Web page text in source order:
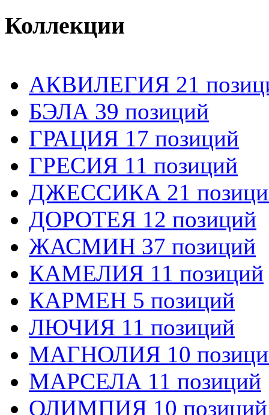
Коллекции
АКВИЛЕГИЯ 21
БЭЛА 39 позиций
ГРАЦИЯ 17 позиций
ГРЕСИЯ 11 позиций
ДЖЕССИКА 21
ДОРОТЕЯ 12 позиций
ЖАСМИН 37 позиций
КАМЕЛИЯ 11 позиций
КАРМЕН 5 позиций
ЛЮЧИЯ 11 позиций
МАГНОЛИЯ 10
МАРСЕЛА 11 позиций
ОЛИМПИЯ 10 позиций